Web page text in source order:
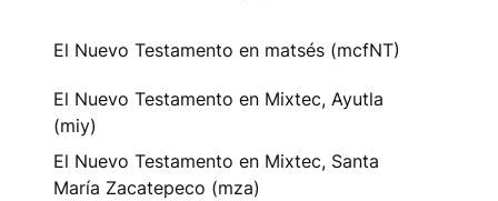
El Nuevo Testamento en matsés (mcfNT)
El Nuevo Testamento en Mixtec, Ayutla
(miy)
El Nuevo Testamento en Mixtec, Santa
María Zacatepeco (mza)